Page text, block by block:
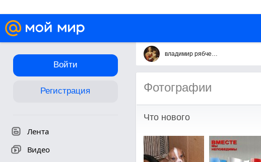
Войти
Регистрация
Лента
Видео
владимир рябченко
Фотографии
Что нового